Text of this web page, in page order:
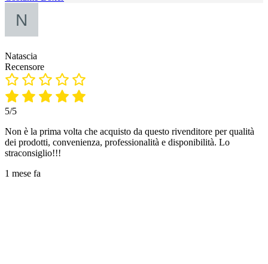
Natascia
Recensore
5/5
Non è la prima volta che acquisto da questo rivenditore per qualità
dei prodotti, convenienza, professionalità e disponibilità. Lo
straconsiglio!!!
1 mese fa